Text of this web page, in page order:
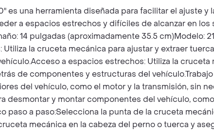
es una herramienta diseñada para facilitar el
a espacios estrechos y difíciles de alcanzar en
14 pulgadas (aproximadamente 35.5 cm)Modelo:
la cruceta mecánica para ajustar y extraer
a espacios estrechos: Utiliza la
de componentes y estructuras del
del vehículo, como el motor y la transmisión, sin
desmontar y montar componentes del vehículo,
paso a paso:Selecciona la punta de la cruceta
mecánica en la cabeza del perno o tuerca y